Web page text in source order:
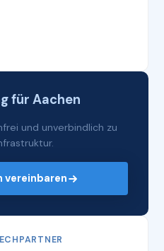
für Aachen
und unverbindlich zu
vereinbaren